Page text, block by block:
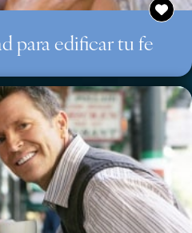
para edificar tu fe